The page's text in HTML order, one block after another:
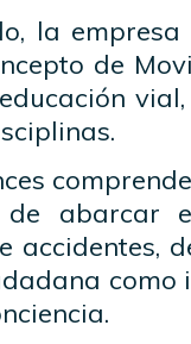
la
de
de abarcar
accidentes,